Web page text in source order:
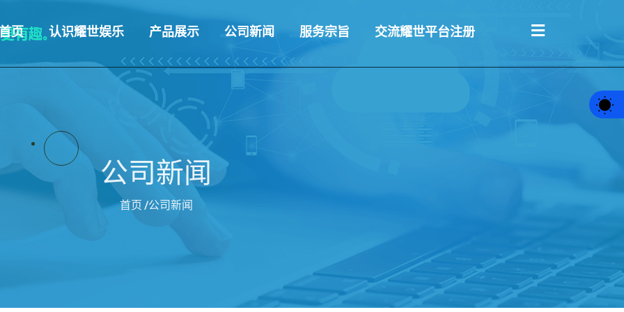
页 认识耀世娱乐 产品展示 公司新闻 服务宗旨 交流耀世平台注册
公司新闻
首页 /公司新闻